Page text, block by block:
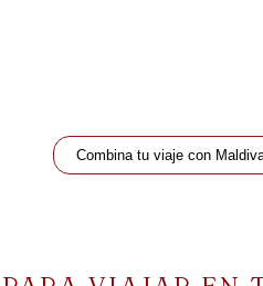
Combina tu viaje con